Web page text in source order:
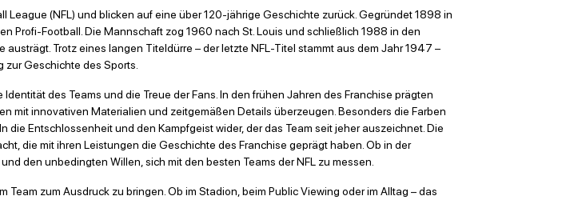
(NFL) und blicken auf eine über 120-jährige Geschichte zurück. Gegründet 1898 in
Profi-Football. Die Mannschaft zog 1960 nach St. Louis und schließlich 1988 in den
Trotz eines langen Titeldürre – der letzte NFL-Titel stammt aus dem Jahr 1947 –
Geschichte des Sports.
des Teams und die Treue der Fans. In den frühen Jahren des Franchise prägten
mit innovativen Materialien und zeitgemäßen Details überzeugen. Besonders die Farben
Entschlossenheit und den Kampfgeist wider, der das Team seit jeher auszeichnet. Die
die mit ihren Leistungen die Geschichte des Franchise geprägt haben. Ob in der
den unbedingten Willen, sich mit den besten Teams der NFL zu messen.
zum Ausdruck zu bringen. Ob im Stadion, beim Public Viewing oder im Alltag – das